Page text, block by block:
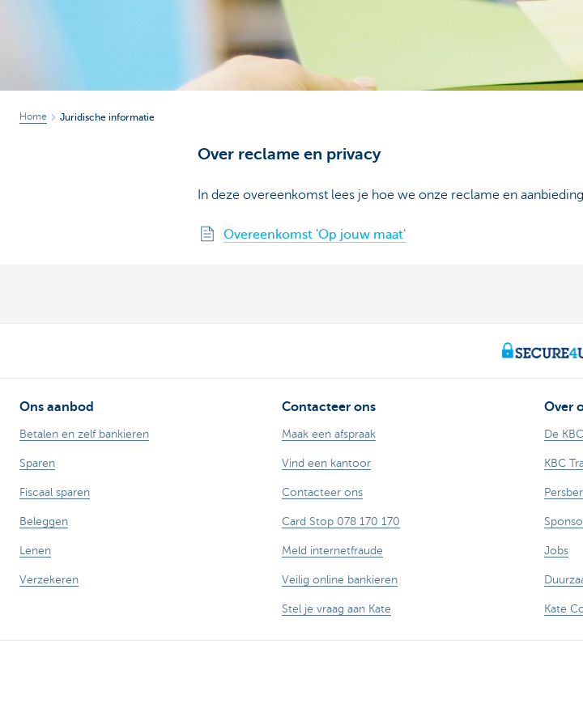
Home Juridische informatie
Over reclame en privacy
In deze overeenkomst lees je hoe we onze reclame en
Overeenkomst 'Op jouw maat'
Ons aanbod
Betalen en zelf bankieren
Sparen
Fiscaal sparen
Beleggen
Lenen
Verzekeren
Contacteer ons
Maak een afspraak
Vind een kantoor
Contacteer ons
Card Stop 078 170 170
Meld internetfraude
Veilig online bankieren
Stel je vraag aan Kate
Over
De
KBC
Jobs
Kate